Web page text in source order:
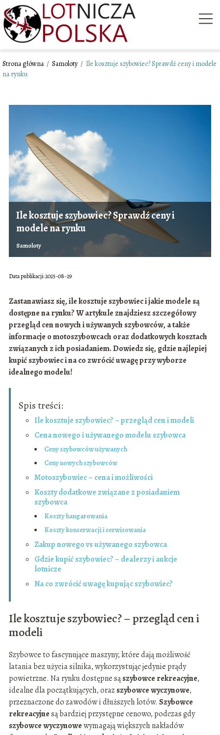
Strona główna / Samoloty / Ile kosztuje szybowiec? Sprawdź ceny i modele
na rynku
Ile kosztuje szybowiec? Sprawdź ceny i
modele na rynku
Samoloty
Data publikacji: 2025-08-29
Zastanawiasz się, ile kosztuje szybowiec i jakie modele są
dostępne na rynku? W artykule znajdziesz szczegółowy
przegląd cen nowych i używanych szybowców, a także
informacje o motoszybowcach oraz dodatkowych kosztach
związanych z ich posiadaniem. Dowiedz się, gdzie najlepiej
kupić szybowiec i na co zwrócić uwagę przy wyborze
idealnego modelu!
Spis treści:
Ile kosztuje szybowiec? – przegląd cen i modeli
Cena nowego i używanego modelu szybowca
Ceny szybowców używanych
Ceny nowych szybowców
Motoszybowiec – cena i możliwości
Koszty dodatkowe związane z posiadaniem
szybowca
Koszty hangarowania
Koszty konserwacji i serwisowania
Zakup nowego vs używanego szybowca
Gdzie kupić szybowiec? – dealerzy i aukcje
lotnicze
Na co zwrócić uwagę kupując szybowiec?
Ile kosztuje szybowiec? – przegląd cen i
modeli
Szybowce to fascynujące maszyny, które dają możliwość
latania bez użycia silnika, wykorzystując jedynie prądy
powietrzne. Na rynku dostępne sąszybowce rekreacyjne,
idealne dla początkujących, orazszybowce wyczynowe,
przeznaczone do zawodów i dłuższych lotów. Szybowce
rekreacyjnesą bardziej przystępne cenowo, podczas gdy
szybowce wyczynowewymagają większych nakładów